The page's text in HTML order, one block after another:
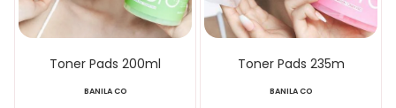
Toner Pads 200ml
BANILA CO
Toner Pads 235m
BANILA CO